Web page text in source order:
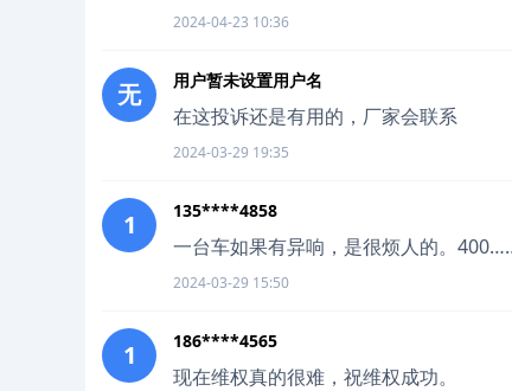
2024-04-23 10:36
无 用户暂未设置用户名
在这投诉还是有用的，厂家会联系
2024-03-29 19:35
1 135****4858
一台车如果有异响，是很烦人的。
2024-03-29 15:50
1 186****4565
现在维权真的很难，祝维权成功。